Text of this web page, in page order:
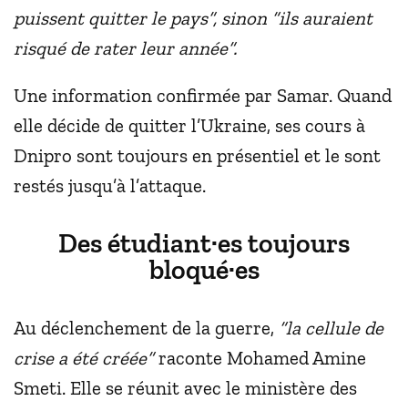
puissent quitter le pays”, sinon “ils auraient
risqué de rater leur année”.
Une information confirmée par Samar. Quand
elle décide de quitter l’Ukraine, ses cours à
Dnipro sont toujours en présentiel et le sont
restés jusqu’à l’attaque.
Des étudiant·es toujours
bloqué·es
Au déclenchement de la guerre, “la cellule de
crise a été créée”raconte Mohamed Amine
Smeti. Elle se réunit avec le ministère des